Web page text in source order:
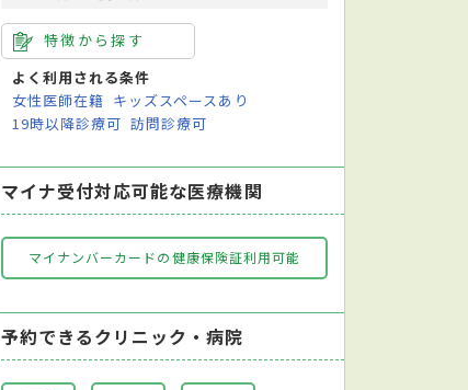
特徴から探す
よく利用される条件
女性医師在籍 キッズスペースあり
19時以降診療可 訪問診療可
マイナ受付対応可能な医療機関
マイナンバーカードの健康保険証利用可能
予約できるクリニック・病院